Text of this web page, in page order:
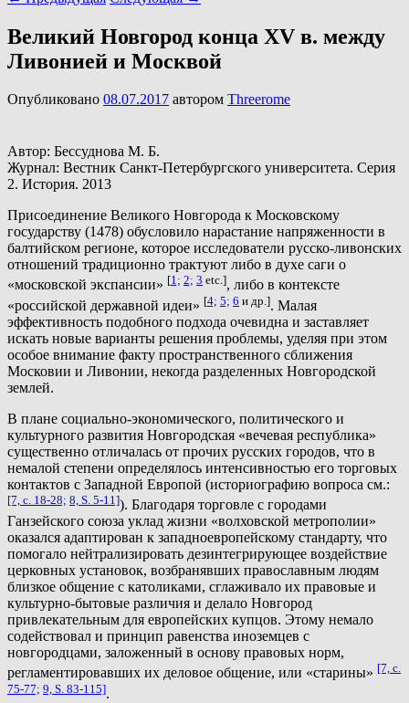
Великий Новгород конца XV в. между
Ливонией и Москвой
Опубликовано 08.07.2017 автором Threerome
Автор: Бессуднова М. Б.
Журнал: Вестник Санкт-Петербургского университета. Серия
2. История. 2013
Присоединение Великого Новгорода к Московскому
государству (1478) обусловило нарастание напряженности в
балтийском регионе, которое исследователи русско-ливонских
отношений традиционно трактуют либо в духе саги о
«московской экспансии» [1; 2; 3 etc.], либо в контексте
«российской державной идеи» [4; 5; 6 и др.]. Малая
эффективность подобного подхода очевидна и заставляет
искать новые варианты решения проблемы, уделяя при этом
особое внимание факту пространственного сближения
Московии и Ливонии, некогда разделенных Новгородской
землей.
В плане социально-экономического, политического и
культурного развития Новгородская «вечевая республика»
существенно отличалась от прочих русских городов, что в
немалой степени определялось интенсивностью его торговых
контактов с Западной Европой (историографию вопроса см.:
[7, с. 18-28; 8, S. 5-11]). Благодаря торговле с городами
Ганзейского союза уклад жизни «волховской метрополии»
оказался адаптирован к западноевропейскому стандарту, что
помогало нейтрализировать дезинтегрирующее воздействие
церковных установок, возбранявших православным людям
близкое общение с католиками, сглаживало их правовые и
культурно-бытовые различия и делало Новгород
привлекательным для европейских купцов. Этому немало
содействовал и принцип равенства иноземцев с
новгородцами, заложенный в основу правовых норм,
регламентировавших их деловое общение, или «старины» [7, с.
75-77; 9, S. 83-115].